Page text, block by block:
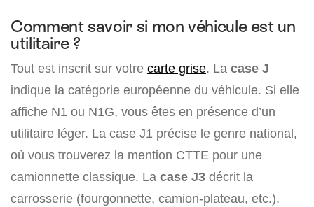
Comment savoir si mon véhicule est un
utilitaire ?
Tout est inscrit sur votre carte grise. La case J
indique la catégorie européenne du véhicule. Si elle
affiche N1 ou N1G, vous êtes en présence d’un
utilitaire léger. La case J1 précise le genre national,
où vous trouverez la mention CTTE pour une
camionnette classique. La case J3 décrit la
carrosserie (fourgonnette, camion-plateau, etc.).